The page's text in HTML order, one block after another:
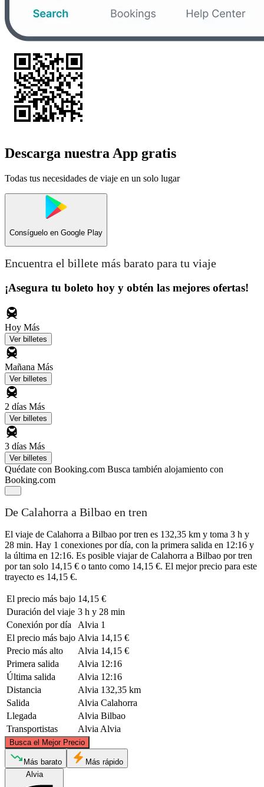
Descarga nuestra App gratis
Todas tus necesidades de viaje en un solo lugar
Consíguelo en Google Play
Encuentra el billete más barato para tu viaje
¡Asegura tu boleto hoy y obtén las mejores ofertas!
Hoy Más
Ver billetes
Mañana Más
Ver billetes
2 días Más
Ver billetes
3 días Más
Ver billetes
Quédate con Booking.com Busca también alojamiento con
Booking.com
De Calahorra a Bilbao en tren
El viaje de Calahorra a Bilbao por tren es 132,35 km y toma 3 h y
28 min. Hay 1 conexiones por día, con la primera salida en 12:16 y
la última en 12:16. Es posible viajar de Calahorra a Bilbao por tren
por tan solo 14,15 € o tanto como 14,15 €. El mejor precio para este
trayecto es 14,15 €.
El precio más bajo 14,15 €
Duración del viaje 3 h y 28 min
Conexión por día
Alvia 1
El precio más bajo Alvia 14,15 €
Precio más alto
Alvia 14,15 €
Primera salida
Alvia 12:16
Última salida
Alvia 12:16
Distancia
Alvia 132,35 km
Salida
Alvia Calahorra
Llegada
Alvia Bilbao
Transportistas
Alvia Alvia
Busca el Mejor Precio
Bilbao
Más barato
Más rápido
Alvia